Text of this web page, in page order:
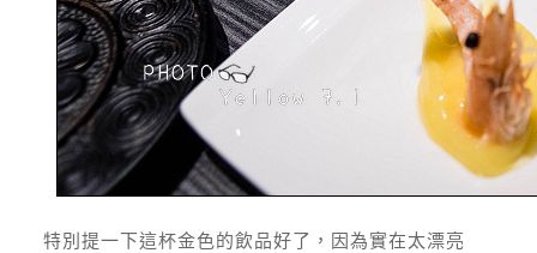
特別提一下這杯金色的飲品好了，因為實在太漂亮